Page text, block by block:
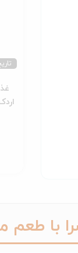
تاریخ
با